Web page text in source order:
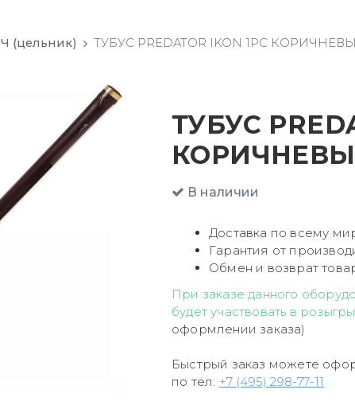
Ч (цельник) ТУБУС PREDATOR IKON 1PC
ТУБУС
В наличии
Доставка по всему
Гарантия от
Обмен и возврат
При заказе данного
будет участвовать в
оформлении заказа)
Быстрый заказ можете
по тел: +7 (495) 298-77-11